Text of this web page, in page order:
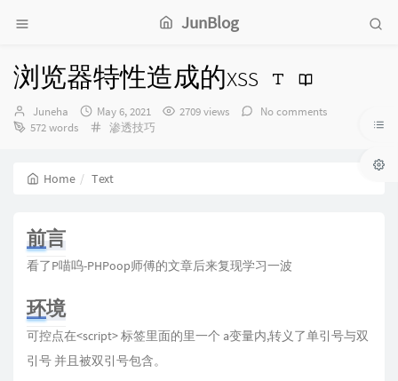
JunBlog
浏览器特性造成的xss
Author：
Juneha
发
布
May 6, 2021 2709 views
No comments
572 words
Categories：
渗透技巧
Home Text
前言
看了P喵呜-PHPoop师傅的文章后来复现学习一波
环境
可控点在<script> 标签里面的里一个 a变量内,转义了单引号与双
引号 并且被双引号包含。